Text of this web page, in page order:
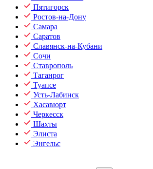
Пятигорск
Ростов-на-Дону
Самара
Саратов
Славянск-на-Кубани
Сочи
Ставрополь
Таганрог
Туапсе
Усть-Лабинск
Хасавюрт
Черкесск
Шахты
Элиста
Энгельс